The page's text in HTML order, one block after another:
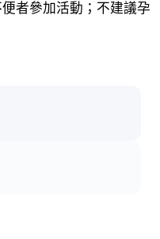
者參加活動；不建議孕